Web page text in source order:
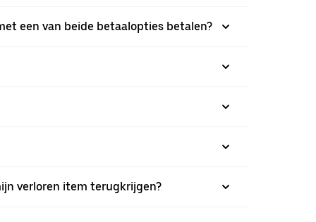
een van beide betaalopties betalen?
verloren item terugkrijgen?